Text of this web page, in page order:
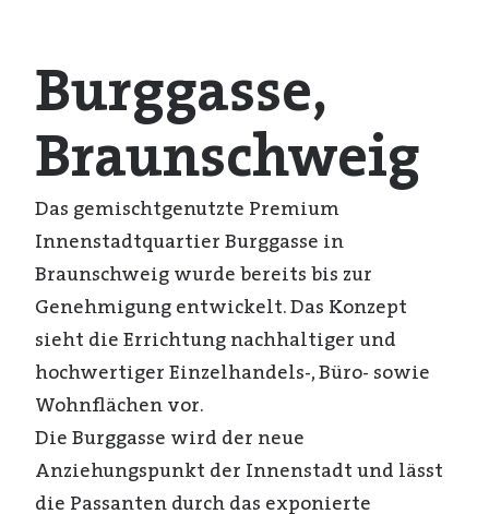
Burggasse,
Braunschweig
Das gemischtgenutzte Premium
Innenstadtquartier Burggasse in
Braunschweig wurde bereits bis zur
Genehmigung entwickelt. Das Konzept
sieht die Errichtung nachhaltiger und
hochwertiger Einzelhandels-, Büro- sowie
Wohnflächen vor.
Die Burggasse wird der neue
Anziehungspunkt der Innenstadt und lässt
die Passanten durch das exponierte